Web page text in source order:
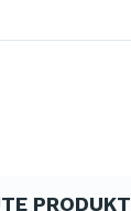
PRODUKT